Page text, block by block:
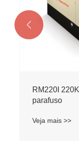
RM220I
parafuso
Veja mais >>
